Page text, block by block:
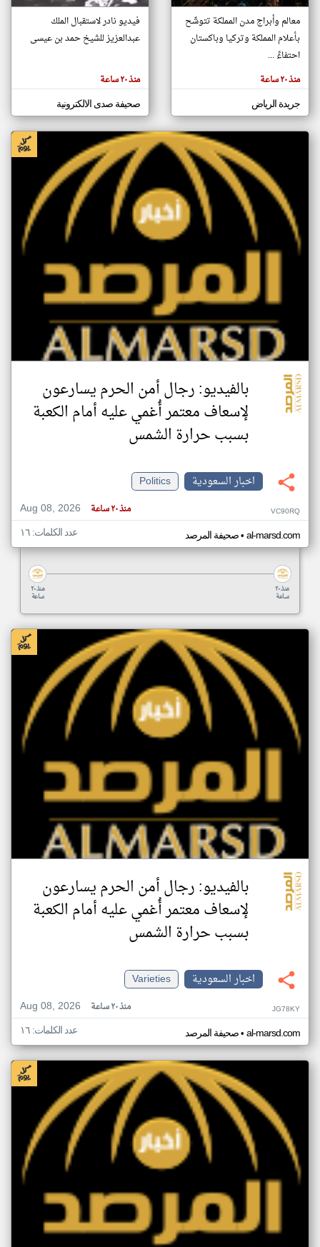
klyoum.com
معالم وأبراج مدن المملكة تتوشّح
بأعلام المملكة وتركيا وباكستان
احتفاءً ...
منذ ٢٠ ساعة
جريدة الرياض
فيديو نادر لاستقبال الملك
عبدالعزيز للشيخ حمد بن عيسى
منذ ٢٠ ساعة
صحيفة صدى الالكترونية
بالفيديو: رجال أمن الحرم يسارعون
لإسعاف معتمر أُغمي عليه أمام الكعبة
بسبب حرارة الشمس
اخبار السعودية
Politics
Aug 08, 2026
منذ ٢٠ ساعة VC90RQ
صحيفة المرصد• al-marsd.com عدد الكلمات: ١٦
منذ ٢٠
ساعة
منذ ٢٠
ساعة
بالفيديو: رجال أمن الحرم يسارعون
لإسعاف معتمر أُغمي عليه أمام الكعبة
بسبب حرارة الشمس
اخبار السعودية
Varieties
Aug 08, 2026
منذ ٢٠ ساعة JG78KY
صحيفة المرصد• al-marsd.com عدد الكلمات: ١٦